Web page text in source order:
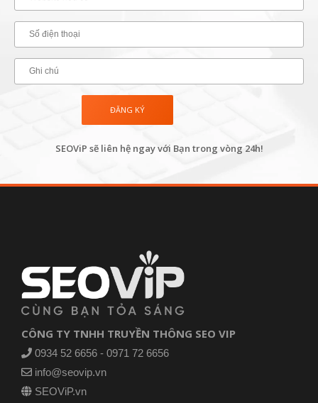
SEOViP sẽ liên hệ ngay với Bạn trong vòng 24h!
CÔNG TY TNHH TRUYỀN THÔNG SEO VIP
0934 52 6656 - 0971 72 6656
info@seovip.vn
SEOViP.vn